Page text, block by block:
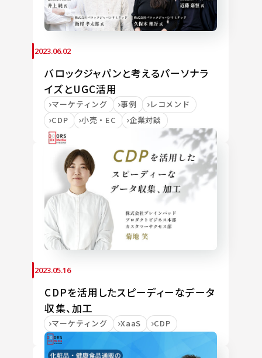
2023.06.02
バロックジャパンと考えるパーソナラ
イズとUGC活用
マーケティング 事例
レコメンド
CDP
小売・EC 企業対談
2023.05.16
CDPを活用したスピーディーなデータ
収集、加工
マーケティング XaaS CDP